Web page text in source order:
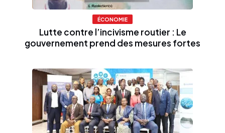
ÉCONOMIE
Lutte contre l’incivisme routier : Le
gouvernement prend des mesures fortes